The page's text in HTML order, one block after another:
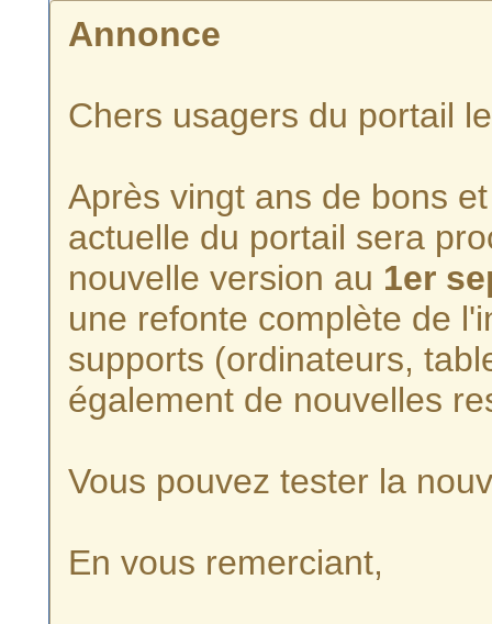
Annonce
Chers usagers du portail
Après vingt ans de bons
actuelle du portail sera
nouvelle version au 1er
une refonte complète de
supports (ordinateurs,
également de nouvelles
Vous pouvez tester la
En vous remerciant,